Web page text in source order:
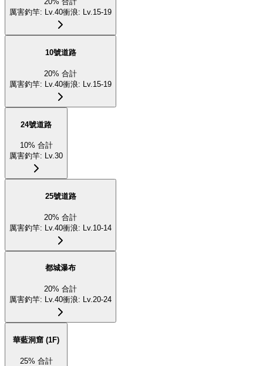
厲害釣竿: Lv.40衝浪: Lv.15-19
10號道路
20% 合計
厲害釣竿: Lv.40衝浪: Lv.15-19
24號道路
10% 合計
厲害釣竿: Lv.30
25號道路
20% 合計
厲害釣竿: Lv.40衝浪: Lv.10-14
都城瀑布
20% 合計
厲害釣竿: Lv.40衝浪: Lv.20-24
華藍洞窟 (1F)
25% 合計